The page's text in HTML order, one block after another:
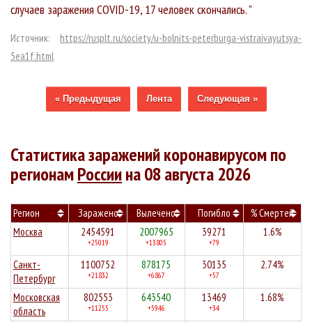
случаев заражения COVID-19, 17 человек скончались. "
Источник: https://rusplt.ru/society/u-bolnits-peterburga-vistraivayutsya-
5ea1f.html
« Предыдущая Лента Следующая »
Статистика заражений коронавирусом по
регионамРоссиина 08 августа 2026
Регион Заражено Вылечено Погибло
% Смертей
Москва
2454591
+25019
2007965
+13805
39271
+79
1.6%
Санкт-
Петербург
1100752
+21832
878175
+6867
30135
+57
2.74%
Московская
область
802553
+11255
643540
+5946
13469
+34
1.68%